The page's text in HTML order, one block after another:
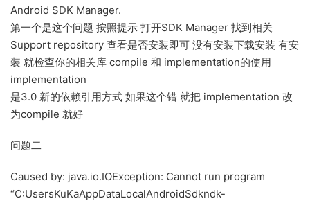
Android SDK Manager.
第一个是这个问题 按照提示 打开SDK Manager 找到相关
Support repository 查看是否安装即可 没有安装下载安装 有安
装 就检查你的相关库 compile 和 implementation的使用
implementation
是3.0 新的依赖引用方式 如果这个错 就把 implementation 改
为compile 就好
问题二
Caused by: java.io.IOException: Cannot run program
“C:UsersKuKaAppDataLocalAndroidSdkndk-